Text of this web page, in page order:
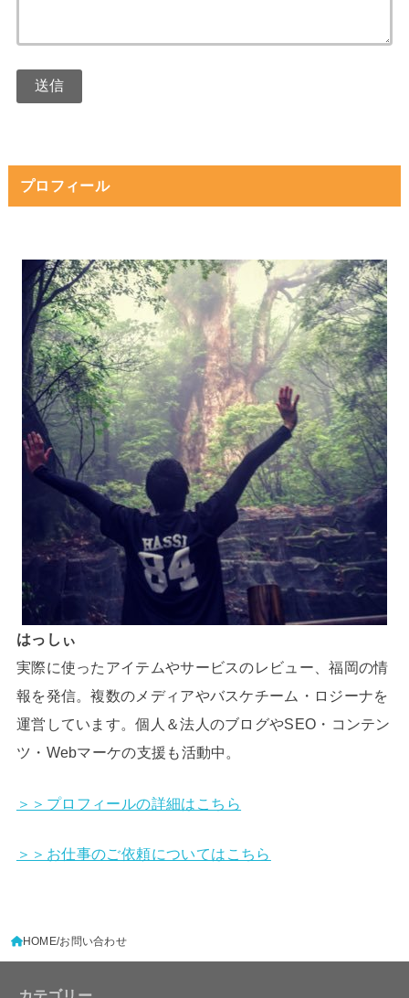
プロフィール
はっしぃ
実際に使ったアイテムやサービスのレビュー、福岡の情
報を発信。複数のメディアやバスケチーム・ロジーナを
運営しています。個人＆法人のブログやSEO・コンテン
ツ・Webマーケの支援も活動中。
＞＞プロフィールの詳細はこちら
＞＞お仕事のご依頼についてはこちら
HOME お問い合わせ